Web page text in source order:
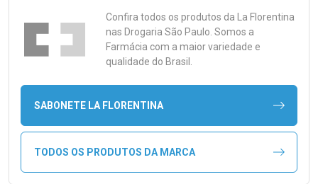
Confira todos os produtos da
La Florentina
nas Drogaria São Paulo. Somos a
Farmácia com a maior variedade e
qualidade do Brasil.
SABONETE LA FLORENTINA
TODOS OS PRODUTOS DA MARCA